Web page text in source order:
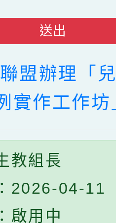
送出
盟辦理「
實作工作坊
教組長
2026-04-11
啟用中